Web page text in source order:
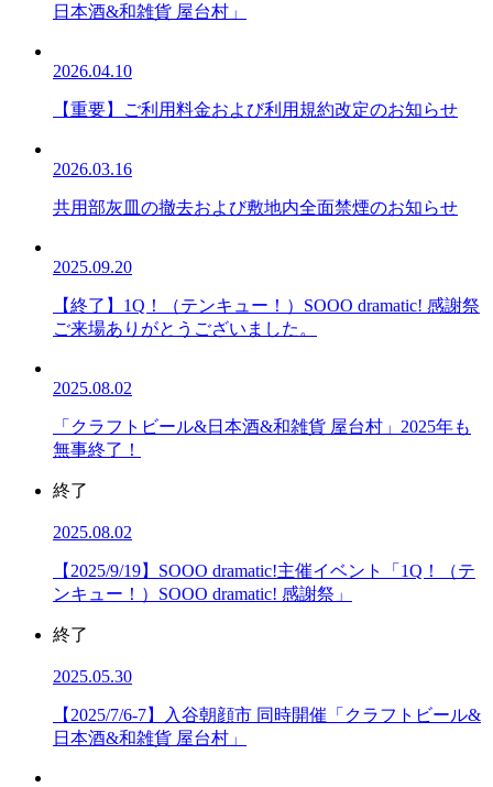
日本酒&和雑貨 屋台村」
2026.04.10
【重要】ご利用料金および利用規約改定のお知らせ
2026.03.16
共用部灰皿の撤去および敷地内全面禁煙のお知らせ
2025.09.20
【終了】1Q！（テンキュー！）SOOO dramatic! 感謝祭
ご来場ありがとうございました。
2025.08.02
「クラフトビール&日本酒&和雑貨 屋台村」2025年も
無事終了！
終了
2025.08.02
【2025/9/19】SOOO dramatic!主催イベント「1Q！（テ
ンキュー！）SOOO dramatic! 感謝祭」
終了
2025.05.30
【2025/7/6-7】入谷朝顔市 同時開催「クラフトビール&
日本酒&和雑貨 屋台村」